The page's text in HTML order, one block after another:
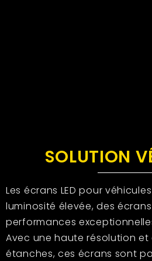
SOLUTION
Les écrans LED pour
luminosité élevée, des
performances
Avec une haute résolution
étanches, ces écrans sont